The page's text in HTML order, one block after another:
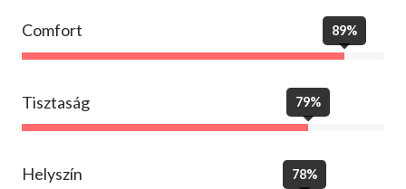
Comfort 89%
Tisztaság 79%
Helyszín 78%